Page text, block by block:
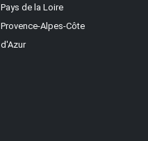
Pays de la Loire
Provence-Alpes-Côte
d'Azur